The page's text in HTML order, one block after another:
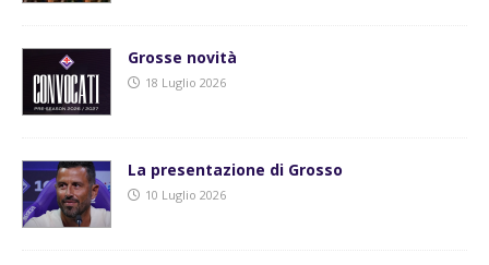
Grosse novità
18 Luglio 2026
La presentazione di Grosso
10 Luglio 2026